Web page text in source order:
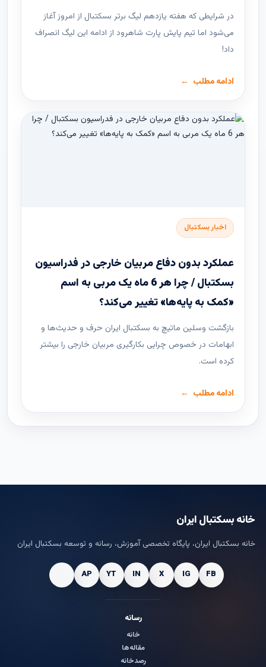
در شرایطی که هفته یازدهم لیگ ‌برتر بسکتبال از امروز آغاز
می‌شود اما تیم پایش پارت شاهرود از ادامه این لیگ انصراف
داد!
ادامه مطلب
اخبار بسکتبال
عملکرد بدون دفاع مربیان خارجی در فدراسیون
بسکتبال / چرا هر 6 ماه یک مربی به اسم
«کمک به پایه‌ها» تغییر می‌کند؟
بازگشت وسلین ماتیچ به بسکتبال ایران حرف و حدیث‌ها و
ابهامات در خصوص چرایی بکارگیری مربیان خارجی را بیشتر
کرده است.
ادامه مطلب
خانه بسکتبال ایران
خانه بسکتبال ایران، پایگاه تخصصی آموزش، رسانه و توسعه بسکتبال ایران
رسانه
خانه
مقاله‌ها
رصدخانه